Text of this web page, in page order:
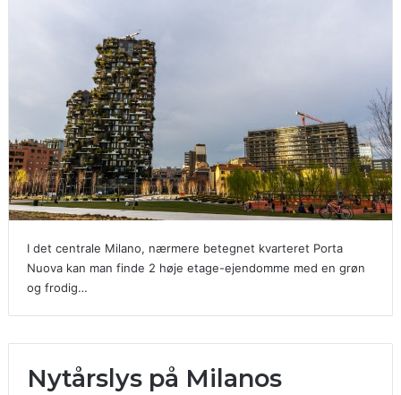
I det centrale Milano, nærmere betegnet kvarteret Porta
Nuova kan man finde 2 høje etage-ejendomme med en grøn
og frodig…
Nytårslys på Milanos